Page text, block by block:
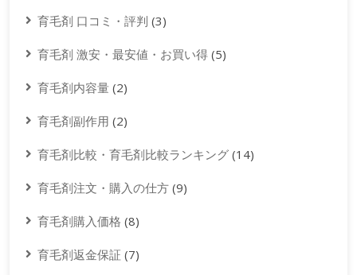
育毛剤 口コミ・評判 (3)
育毛剤 激安・最安値・お買い得 (5)
育毛剤内容量 (2)
育毛剤副作用 (2)
育毛剤比較・育毛剤比較ランキング (14)
育毛剤注文・購入の仕方 (9)
育毛剤購入価格 (8)
育毛剤返金保証 (7)